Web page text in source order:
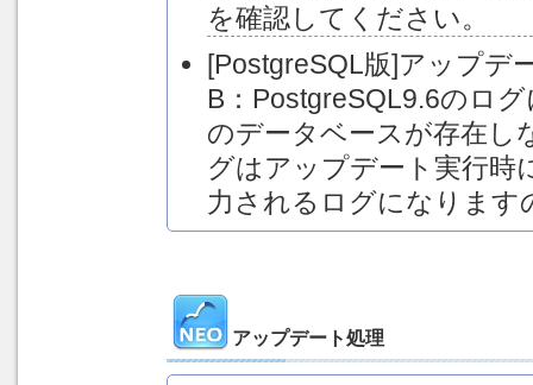
を確認してください。
[PostgreSQL版]アップデ
B：PostgreSQL9.6のロ
のデータベースが存在し
グはアップデート実行時
力されるログになります
アップデート処理